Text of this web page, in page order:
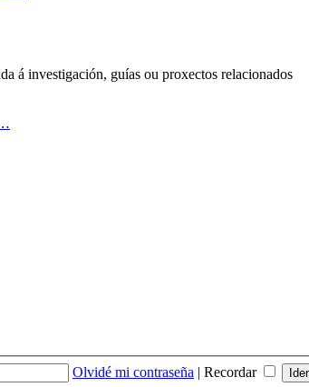
á investigación, guías ou proxectos relacionados
Olvidé mi contraseña | Recordar